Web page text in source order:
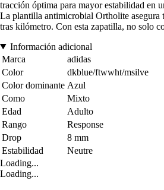
tracción óptima para mayor estabilidad en
La plantilla antimicrobial Ortholite asegura
tras kilómetro. Con esta zapatilla, no solo
Información adicional
Marca
adidas
Color
dkblue/ftwwht/msilve
Color dominante Azul
Como
Mixto
Edad
Adulto
Rango
Response
Drop
8 mm
Estabilidad
Neutre
Loading...
Loading...